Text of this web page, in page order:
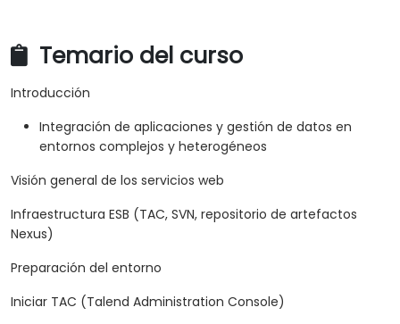
Reducir el tiempo de desarrollo y los costos de
reutilizable.
Temario del curso
Introducción
Integración de aplicaciones y gestión de datos en
entornos complejos y heterogéneos
Visión general de los servicios web
Infraestructura ESB (TAC, SVN, repositorio de artefactos
Nexus)
Preparación del entorno
Iniciar TAC (Talend Administration Console)